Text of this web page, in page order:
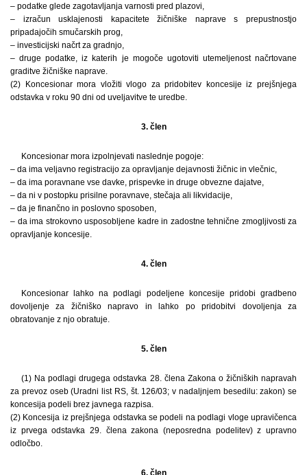
– podatke glede zagotavljanja varnosti pred plazovi,
– izračun usklajenosti kapacitete žičniške naprave s prepustnostjo
pripadajočih smučarskih prog,
– investicijski načrt za gradnjo,
– druge podatke, iz katerih je mogoče ugotoviti utemeljenost načrtovane
graditve žičniške naprave.
(2) Koncesionar mora vložiti vlogo za pridobitev koncesije iz prejšnjega
odstavka v roku 90 dni od uveljavitve te uredbe.
3. člen
Koncesionar mora izpolnjevati naslednje pogoje:
– da ima veljavno registracijo za opravljanje dejavnosti žičnic in vlečnic,
– da ima poravnane vse davke, prispevke in druge obvezne dajatve,
– da ni v postopku prisilne poravnave, stečaja ali likvidacije,
– da je finančno in poslovno sposoben,
– da ima strokovno usposobljene kadre in zadostne tehnične zmogljivosti za
opravljanje koncesije.
4. člen
Koncesionar lahko na podlagi podeljene koncesije pridobi gradbeno
dovoljenje za žičniško napravo in lahko po pridobitvi dovoljenja za
obratovanje z njo obratuje.
5. člen
(1) Na podlagi drugega odstavka 28. člena Zakona o žičniških napravah
za prevoz oseb (Uradni list RS, št. 126/03; v nadaljnjem besedilu: zakon) se
koncesija podeli brez javnega razpisa.
(2) Koncesija iz prejšnjega odstavka se podeli na podlagi vloge upravičenca
iz prvega odstavka 29. člena zakona (neposredna podelitev) z upravno
odločbo.
6. člen